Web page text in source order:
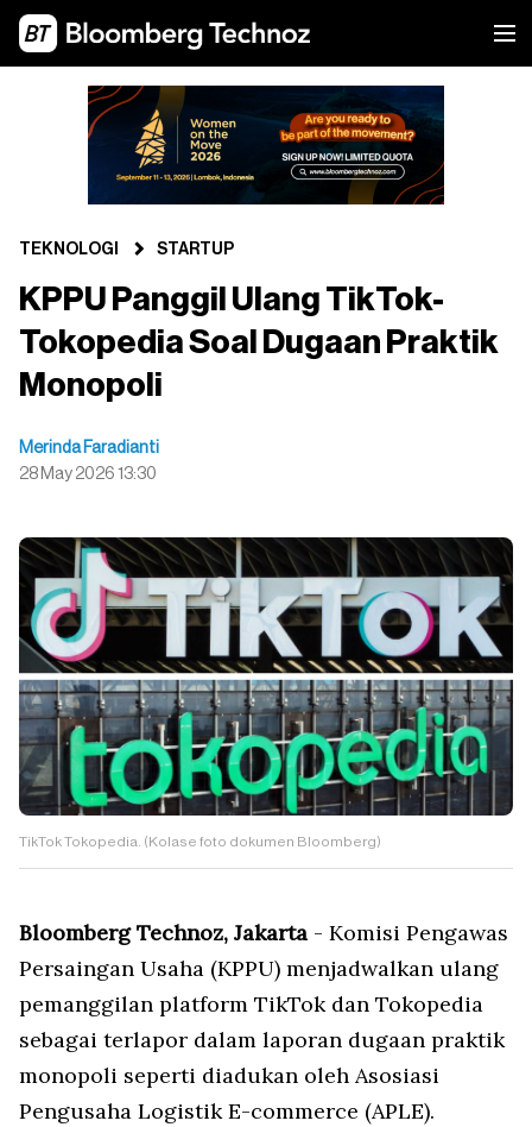
TEKNOLOGI STARTUP
KPPU Panggil Ulang TikTok-
Tokopedia Soal Dugaan Praktik
Monopoli
Merinda Faradianti
28 May 2026 13:30
TikTok Tokopedia. (Kolase foto dokumen Bloomberg)
Bloomberg Technoz, Jakarta - Komisi Pengawas
Persaingan Usaha (KPPU) menjadwalkan ulang
pemanggilan platform TikTok dan Tokopedia
sebagai terlapor dalam laporan dugaan praktik
monopoli seperti diadukan oleh Asosiasi
Pengusaha Logistik E-commerce (APLE).